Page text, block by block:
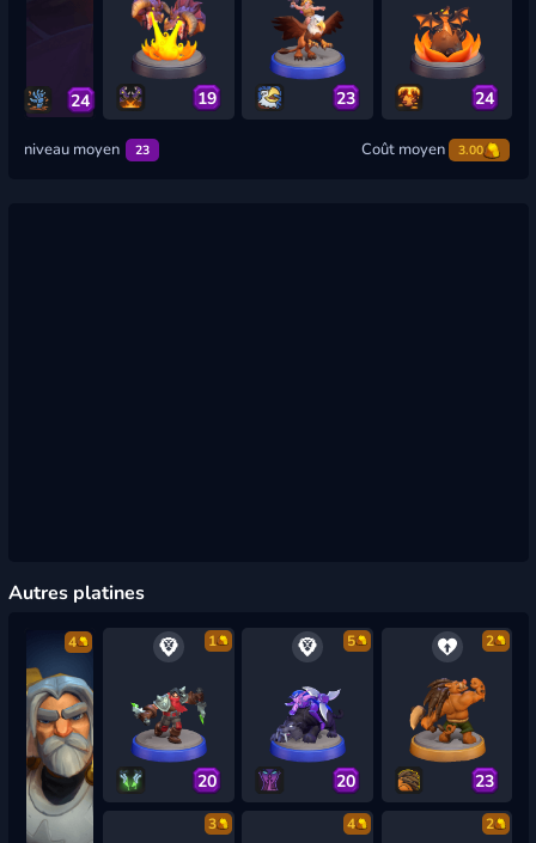
24 19 23 24
niveau moyen 23 Coût moyen 3.00
Autres platines
4 1
20
5
20
2
23
3 4 2